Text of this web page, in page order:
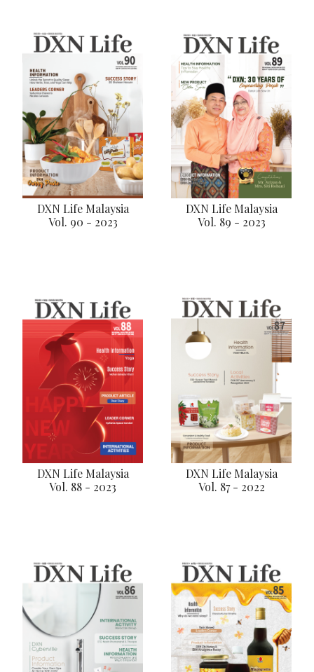
DXN Life Malaysia
Vol. 90 - 2023
DXN Life Malaysia
Vol. 89 - 2023
DXN Life Malaysia
Vol. 88 - 2023
DXN Life Malaysia
Vol. 87 - 2022